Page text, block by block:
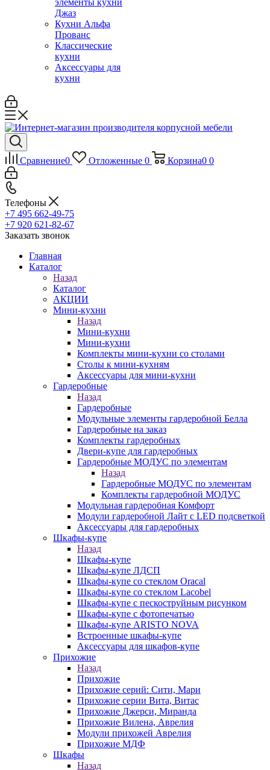
элементы кухни
Джаз
Кухни Альфа
Прованс
Классические
кухни
Аксессуары для
кухни
Сравнение0 Отложенные 0 Корзина0 0
Телефоны
+7 495 662-49-75
+7 920 621-82-67
Заказать звонок
Главная
Каталог
Назад
Каталог
АКЦИИ
Мини-кухни
Назад
Мини-кухни
Мини-кухни
Комплекты мини-кухни со столами
Столы к мини-кухням
Аксессуары для мини-кухни
Гардеробные
Назад
Гардеробные
Модульные элементы гардеробной Белла
Гардеробные на заказ
Комплекты гардеробных
Двери-купе для гардеробных
Гардеробные МОДУС по элементам
Назад
Гардеробные МОДУС по элементам
Комплекты гардеробной МОДУС
Модульная гардеробная Комфорт
Модули гардеробной Лайт с LED подсветкой
Аксессуары для гардеробных
Шкафы-купе
Назад
Шкафы-купе
Шкафы-купе ЛДСП
Шкафы-купе со стеклом Oracal
Шкафы-купе со стеклом Lacobel
Шкафы-купе с пескоструйным рисунком
Шкафы-купе с фотопечатью
Шкафы-купе ARISTO NOVA
Встроенные шкафы-купе
Аксессуары для шкафов-купе
Прихожие
Назад
Прихожие
Прихожие серий: Сити, Мари
Прихожие серии Вита, Витас
Прихожие Джерси, Миранда
Прихожие Вилена, Аврелия
Модули прихожей Аврелия
Прихожие МДФ
Шкафы
Назад